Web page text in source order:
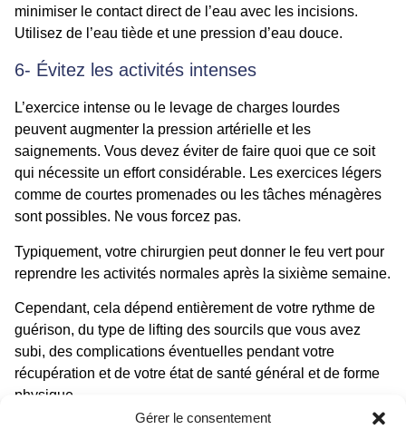
Gérer le consentement
minimiser le contact direct de l’eau avec les incisions.
Utilisez de l’eau tiède et une pression d’eau douce.
6- Évitez les activités intenses
L’exercice intense ou le levage de charges lourdes
peuvent augmenter la pression artérielle et les
saignements. Vous devez éviter de faire quoi que ce soit
qui nécessite un effort considérable. Les exercices légers
comme de courtes promenades ou les tâches ménagères
sont possibles. Ne vous forcez pas.
Typiquement, votre chirurgien peut donner le feu vert pour
reprendre les activités normales après la sixième semaine.
Cependant, cela dépend entièrement de votre rythme de
guérison, du type de lifting des sourcils que vous avez
subi, des complications éventuelles pendant votre
récupération et de votre état de santé général et de forme
physique.
Votre chirurgien est la meilleure personne pour déterminer